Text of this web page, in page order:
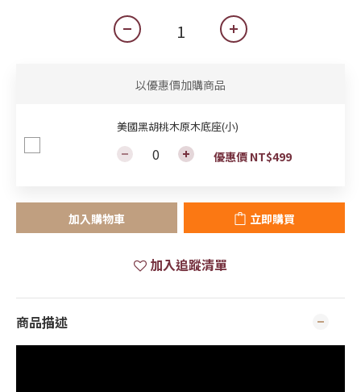
以優惠價加購商品
美國黑胡桃木原木底座(小)
優惠價 NT$499
加入購物車 立即購買
加入追蹤清單
商品描述